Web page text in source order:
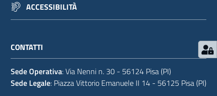
ACCESSIBILITÀ
CONTATTI
Sede Operativa: Via Nenni n. 30 - 56124 Pisa (PI)
Sede Legale: Piazza Vittorio Emanuele II 14 - 56125 Pisa (PI)